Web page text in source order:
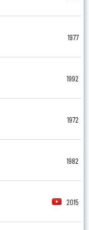
1977
1992
1972
1982
2015